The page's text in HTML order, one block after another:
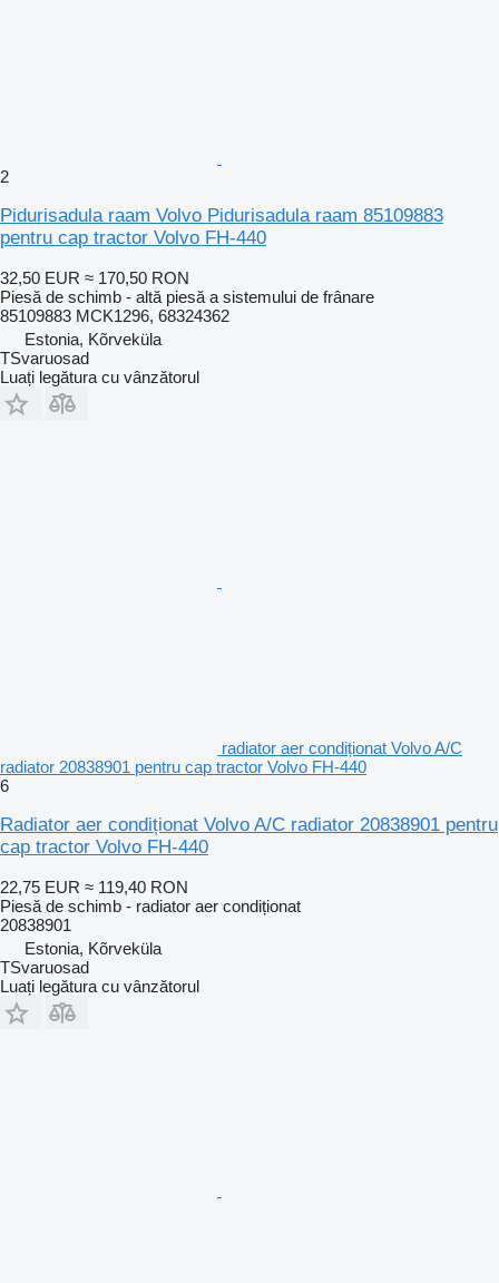
2
Pidurisadula raam Volvo Pidurisadula raam 85109883
pentru cap tractor Volvo FH-440
32,50 EUR ≈ 170,50 RON
Piesă de schimb - altă piesă a sistemului de frânare
85109883 MCK1296, 68324362
Estonia, Kõrveküla
TSvaruosad
Luați legătura cu vânzătorul
radiator aer condiționat Volvo A/C
radiator 20838901 pentru cap tractor Volvo FH-440
6
Radiator aer condiționat Volvo A/C radiator 20838901 pentru
cap tractor Volvo FH-440
22,75 EUR ≈ 119,40 RON
Piesă de schimb - radiator aer condiționat
20838901
Estonia, Kõrveküla
TSvaruosad
Luați legătura cu vânzătorul